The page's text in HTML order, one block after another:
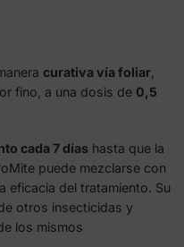
curativa vía foliar
fino, a una dosis de 0,5
cada 7 días hasta que la
puede mezclarse con
eficacia del tratamiento. Su
otros insecticidas y
los mismos